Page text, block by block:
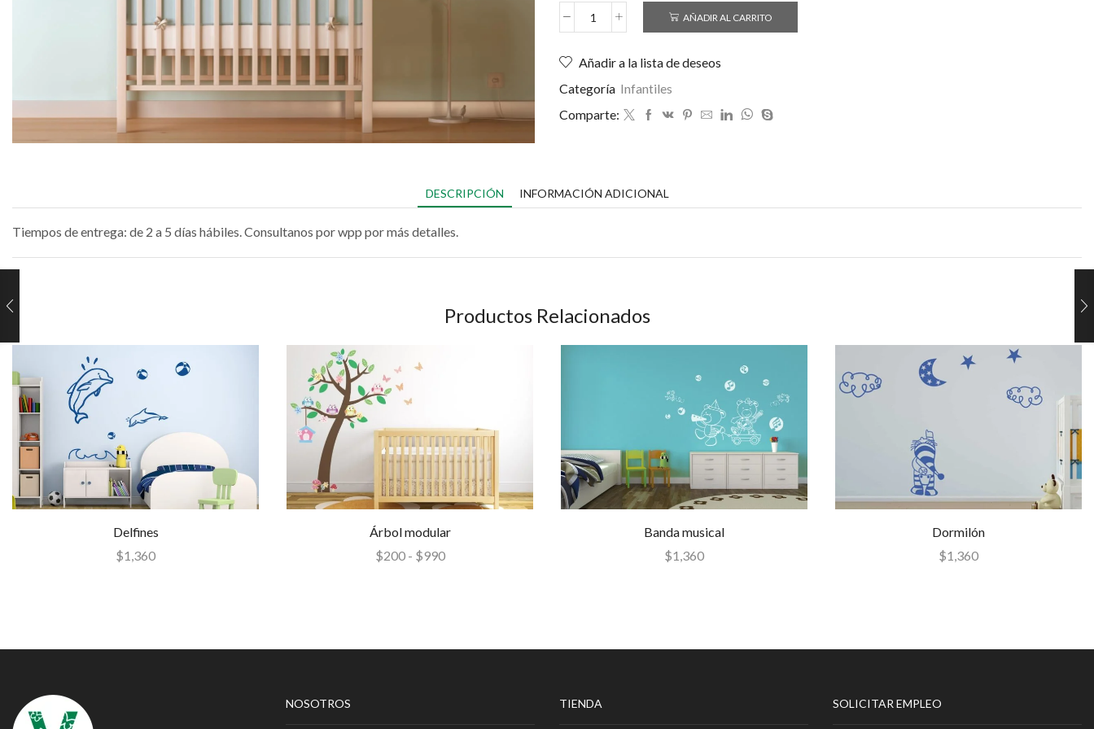
AÑADIR AL CARRITO
Añadir a la lista de deseos
Categoría Infantiles
Comparte:
DESCRIPCIÓN INFORMACIÓN ADICIONAL
Tiempos de entrega: de 2 a 5 días hábiles. Consultanos por wpp por más detalles.
Productos Relacionados
Delfines
$1,360
Árbol modular
$200 - $990
Banda musical
$1,360
Dormilón
$1,360
NOSOTROS TIENDA SOLICITAR EMPLEO